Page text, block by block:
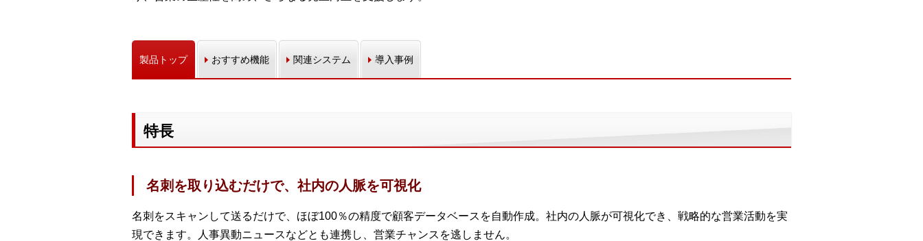
製品トップ おすすめ機能 関連システム 導入事例
特長
名刺を取り込むだけで、社内の人脈を可視化
名刺をスキャンして送るだけで、ほぼ100％の精度で顧客データベースを自動作成。社内の人脈が可視化でき、戦略的な営業活動を実
現できます。人事異動ニュースなどとも連携し、営業チャンスを逃しません。